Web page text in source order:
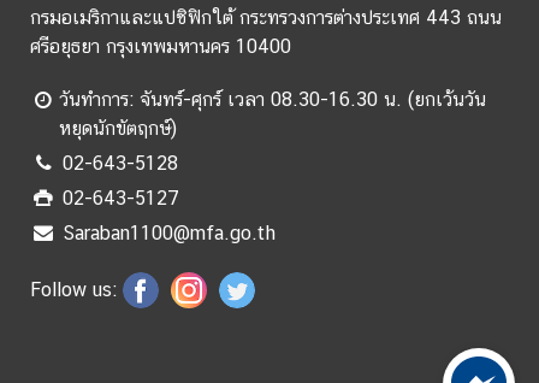
ท
วิ
ภ
า
ข่
ว
กรมอเมริกาและแปซิฟิกใต้ กระทรวงการต่างประเทศ 443 ถนน
ศรีอยุธยา กรุงเทพมหานคร 10400
วันทำการ: จันทร์-ศุกร์ เวลา 08.30-16.30 น. (ยกเว้นวัน
หยุดนักขัตฤกษ์)
02-643-5128
02-643-5127
Saraban1100@mfa.go.th
Follow us: